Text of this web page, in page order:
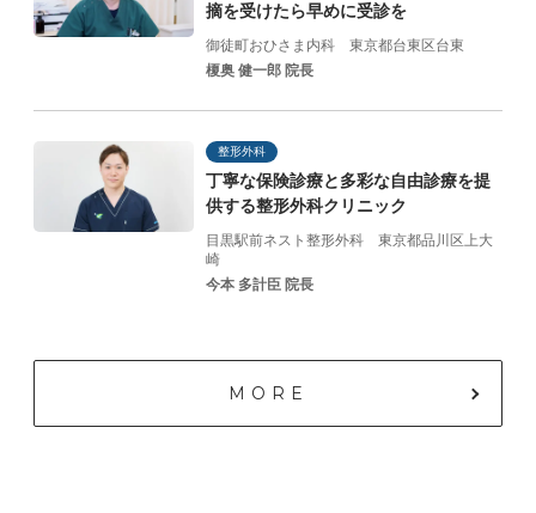
摘を受けたら早めに受診を
御徒町おひさま内科 東京都台東区台東
榎奥 健一郎 院長
整形外科
丁寧な保険診療と多彩な自由診療を提
供する整形外科クリニック
目黒駅前ネスト整形外科 東京都品川区上大
崎
今本 多計臣 院長
MORE